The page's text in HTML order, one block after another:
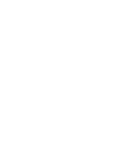
at:
welcome